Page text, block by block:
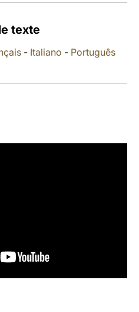
texte
- Italiano - Português